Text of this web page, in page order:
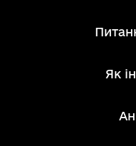
Як